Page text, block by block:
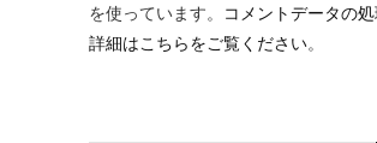
を使っています。
コメントデータの
詳細はこちらをご覧ください。